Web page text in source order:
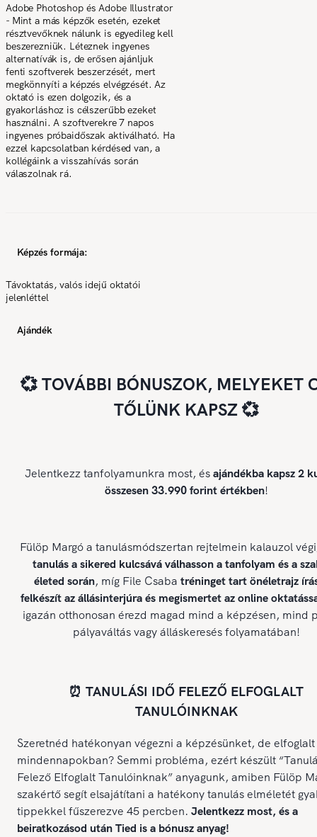
Adobe Photoshop és Adobe Illustrator
- Mint a más képzők esetén, ezeket
résztvevőknek nálunk is egyedileg kell
beszerezniük. Léteznek ingyenes
alternatívák is, de erősen ajánljuk
fenti szoftverek beszerzését, mert
megkönnyíti a képzés elvégzését. Az
oktató is ezen dolgozik, és a
gyakorláshoz is célszerűbb ezeket
használni. A szoftverekre 7 napos
ingyenes próbaidőszak aktiválható. Ha
ezzel kapcsolatban kérdésed van, a
kollégáink a visszahívás során
válaszolnak rá.
Képzés formája:
Távoktatás, valós idejű oktatói
jelenléttel
Ajándék
💞 TOVÁBBI BÓNUSZOK, MELYEKET
TŐLÜNK KAPSZ 💞
Jelentkezz tanfolyamunkra most, ésajándékba kapsz 2
összesen 33.990 forint értékben!
Fülöp Margó a tanulásmódszertan rejtelmein kalauzol
tanulás a sikered kulcsává válhasson a tanfolyam és a
életed során, míg File Csaba tréninget tart önéletrajz
felkészít az állásinterjúra és megismertet az online
igazán otthonosan érezd magad mind a képzésen, mind
pályaváltás vagy álláskeresés folyamatában!
⏰ TANULÁSI IDŐ FELEZŐ ELFOGLALT
TANULÓINKNAK
Szeretnéd hatékonyan végezni a képzésünket, de elfoglalt
mindennapokban? Semmi probléma, ezért készült
Felező Elfoglalt Tanulóinknak” anyagunk, amiben Fülöp
szakértő segít elsajátítani a hatékony tanulás elméletét
tippekkel fűszerezve 45 percben. Jelentkezz most, és a
beiratkozásod után Tied is a bónusz anyag!